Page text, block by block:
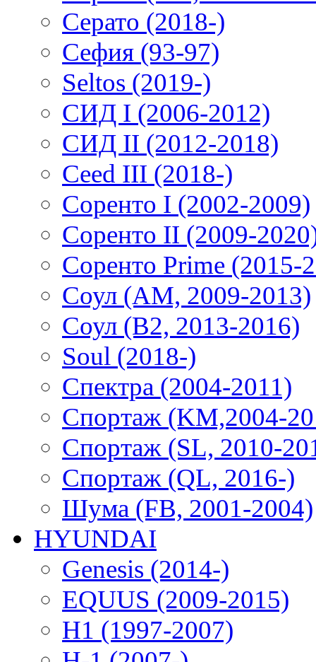
Серато (2018-)
Сефия (93-97)
Seltos (2019-)
СИД I (2006-2012)
СИД II (2012-2018)
Ceed III (2018-)
Соренто I (2002-2009)
Соренто II (2009-
Соренто Prime (2015-
Соул (AM, 2009-2013)
Соул (B2, 2013-2016)
Soul (2018-)
Спектра (2004-2011)
Спортаж (KM,2004-
Спортаж (SL, 2010-
Спортаж (QL, 2016-)
Шума (FB, 2001-2004)
HYUNDAI
Genesis (2014-)
EQUUS (2009-2015)
H1 (1997-2007)